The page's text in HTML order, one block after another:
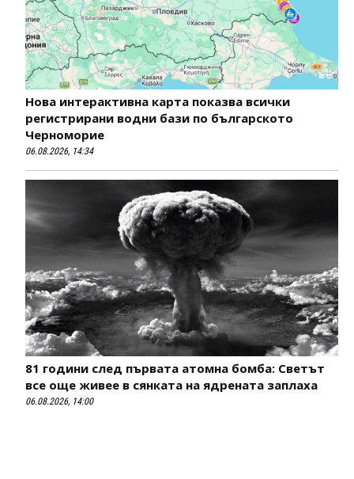
Нова интерактивна карта показва всички
регистрирани водни бази по българското
Черноморие
06.08.2026, 14:34
81 години след първата атомна бомба: Светът
все още живее в сянката на ядрената заплаха
06.08.2026, 14:00